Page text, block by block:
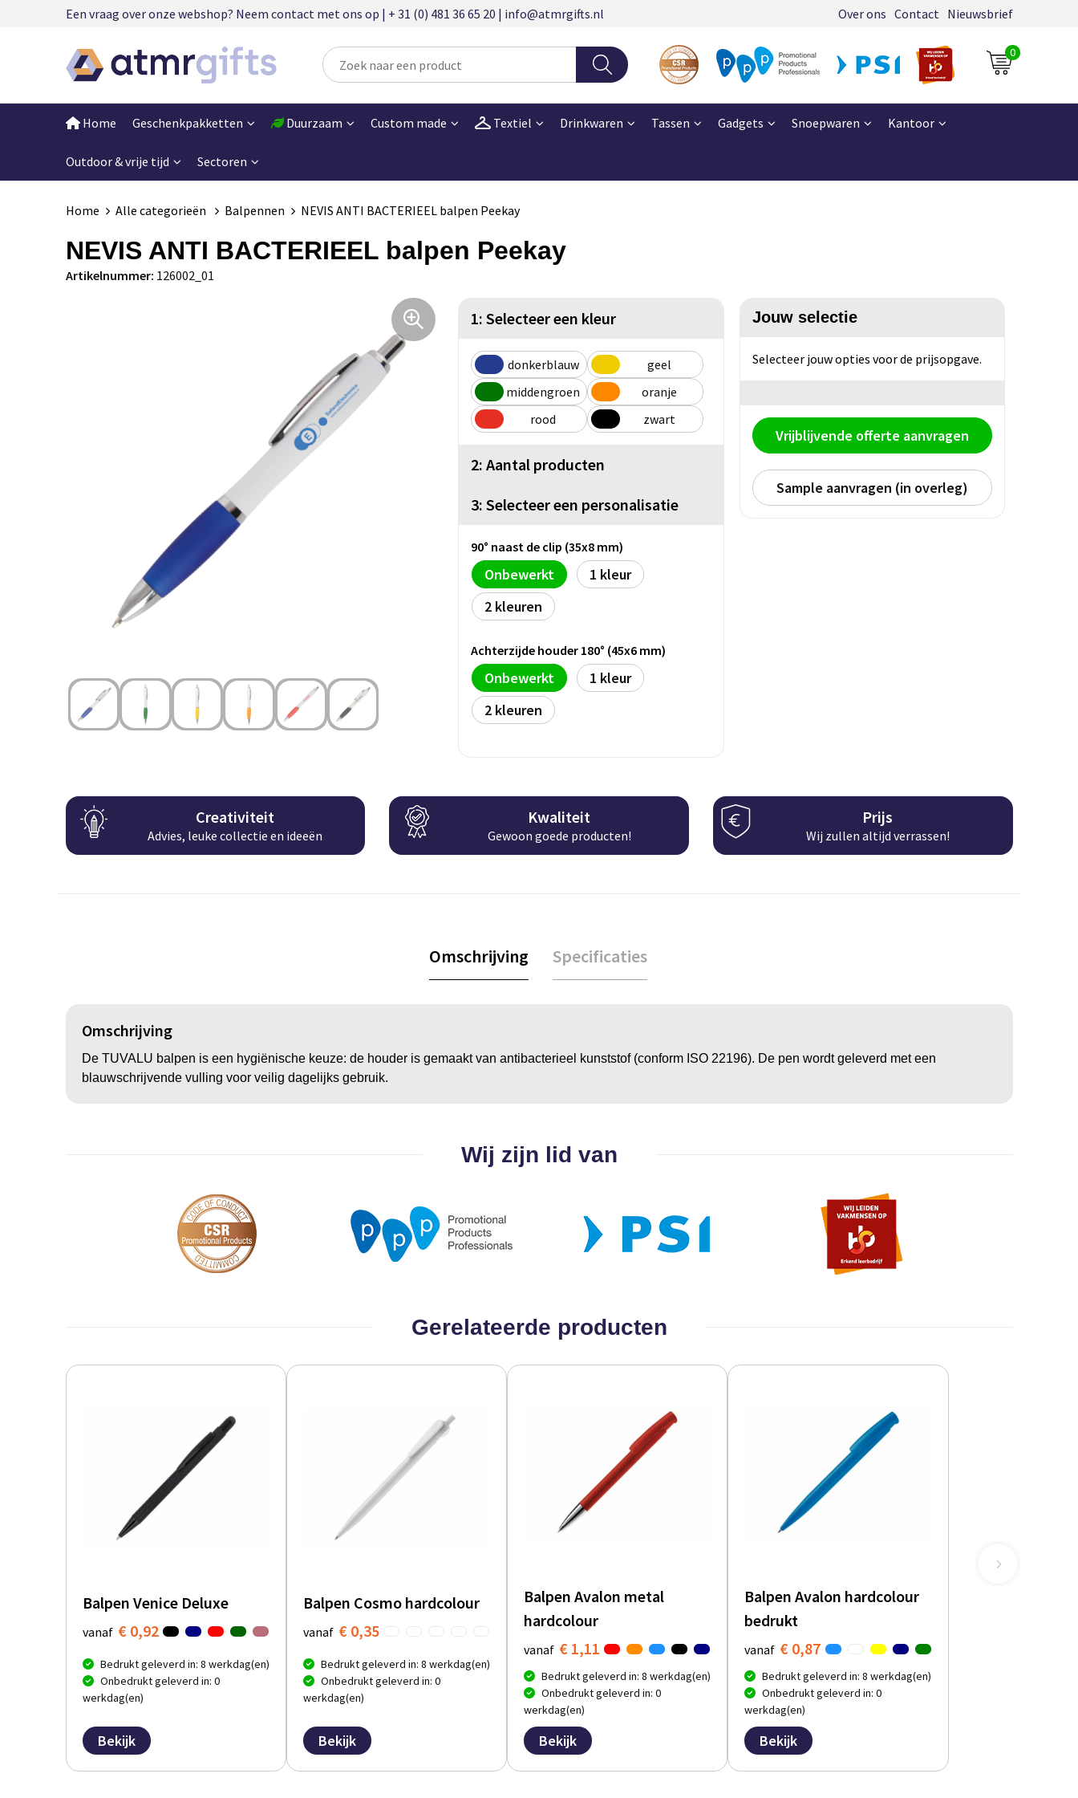
Een vraag over onze webshop? Neem contact met ons op | + 31 (0) 481 36 65 20 | info@atmrgifts.nl Over ons Contact Nieuwsbrief
0
Home Geschenkpakketten Duurzaam Custom made Textiel Drinkwaren Tassen Gadgets Snoepwaren Kantoor
Outdoor & vrije tijd Sectoren
Home Alle categorieën Balpennen NEVIS ANTI BACTERIEEL balpen Peekay
NEVIS ANTI BACTERIEEL balpen Peekay
Artikelnummer: 126002_01
1: Selecteer een kleur
donkerblauw
geel
middengroen
oranje
rood
zwart
2: Aantal producten
3: Selecteer een personalisatie
90° naast de clip (35x8 mm)
Onbewerkt
1
2
Achterzijde houder 180° (45x6 mm)
Onbewerkt
1
2
Jouw selectie
Selecteer jouw opties voor de prijsopgave.
Vrijblijvende offerte aanvragen
Sample aanvragen (in overleg)
Creativiteit
Advies, leuke collectie en ideeën
Kwaliteit
Gewoon goede producten!
Prijs
Wij zullen altijd verrassen!
Omschrijving Specificaties
Omschrijving
De TUVALU balpen is een hygiënische keuze: de houder is gemaakt van antibacterieel kunststof (conform ISO 22196). De pen wordt geleverd met een
blauwschrijvende vulling voor veilig dagelijks gebruik.
Wij zijn lid van
Gerelateerde producten
Balpen Venice Deluxe
vanaf € 0,92
Bedrukt geleverd in: 8 werkdag(en)
Onbedrukt geleverd in: 0
werkdag(en)
Bekijk
Balpen Cosmo hardcolour
vanaf € 0,35
Bedrukt geleverd in: 8 werkdag(en)
Onbedrukt geleverd in: 0
werkdag(en)
Bekijk
Balpen Avalon metal
hardcolour
vanaf € 1,11
Bedrukt geleverd in: 8 werkdag(en)
Onbedrukt geleverd in: 0
werkdag(en)
Bekijk
Balpen Avalon hardcolour
bedrukt
vanaf € 0,87
Bedrukt geleverd in: 8 werkdag(en)
Onbedrukt geleverd in: 0
werkdag(en)
Bekijk